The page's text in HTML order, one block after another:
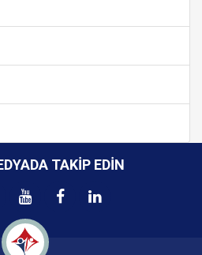
TAKIP EDIN